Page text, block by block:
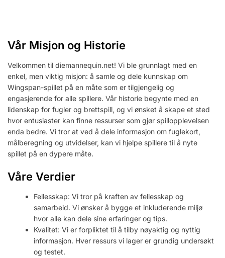
Vår Misjon og Historie
Velkommen til diemannequin.net! Vi ble grunnlagt med en
enkel, men viktig misjon: å samle og dele kunnskap om
Wingspan-spillet på en måte som er tilgjengelig og
engasjerende for alle spillere. Vår historie begynte med en
lidenskap for fugler og brettspill, og vi ønsket å skape et sted
hvor entusiaster kan finne ressurser som gjør spillopplevelsen
enda bedre. Vi tror at ved å dele informasjon om fuglekort,
målberegning og utvidelser, kan vi hjelpe spillere til å nyte
spillet på en dypere måte.
Våre Verdier
Fellesskap: Vi tror på kraften av fellesskap og
samarbeid. Vi ønsker å bygge et inkluderende miljø
hvor alle kan dele sine erfaringer og tips.
Kvalitet: Vi er forpliktet til å tilby nøyaktig og nyttig
informasjon. Hver ressurs vi lager er grundig undersøkt
og testet.